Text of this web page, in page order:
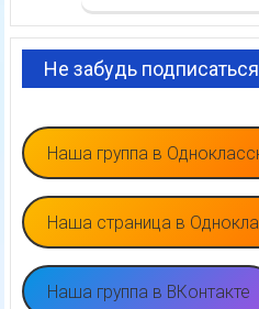
Не забудь
Наша группа в
Наша страница в
Наша группа в ВКонтакте